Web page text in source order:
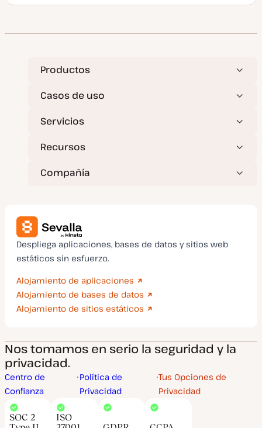
e
a
a
l
z
a
Productos
Casos de uso
Servicios
Recursos
Compañía
Despliega aplicaciones, bases de datos y sitios web
estáticos sin esfuerzo.
Alojamiento de aplicaciones
Alojamiento de bases de datos
Alojamiento de sitios estáticos
Nos tomamos en serio la seguridad y la
privacidad.
Centro de
Confianza
Política de
Privacidad
Tus Opciones de
Privacidad
SOC 2
ISO